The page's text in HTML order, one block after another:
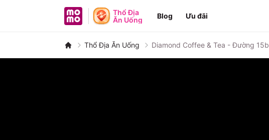
MoMo - Ứng dụng tài chính
Thổ Địa
Ăn Uống
Blog Ưu đãi
Thổ Địa Ăn Uống Diamond Coffee & Tea - Đường 15b